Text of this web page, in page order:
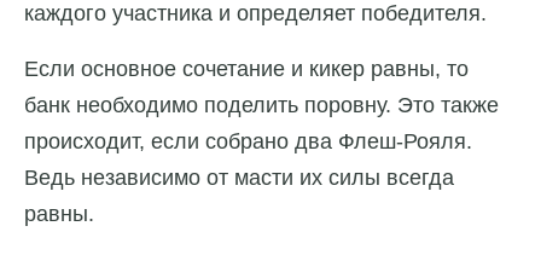
каждого участника и определяет победителя.
Если основное сочетание и кикер равны, то
банк необходимо поделить поровну. Это также
происходит, если собрано два Флеш-Рояля.
Ведь независимо от масти их силы всегда
равны.